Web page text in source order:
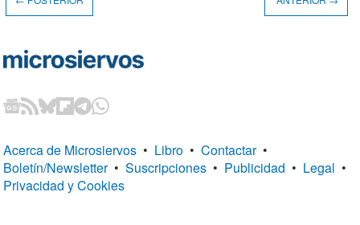
Acerca de Microsiervos • Libro • Contactar •
Boletín/Newsletter • Suscripciones • Publicidad • Legal •
Privacidad y Cookies